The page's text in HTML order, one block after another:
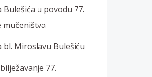
Bulešića u povodu 77.
mučeništva
bl. Miroslavu Bulešiću
77.